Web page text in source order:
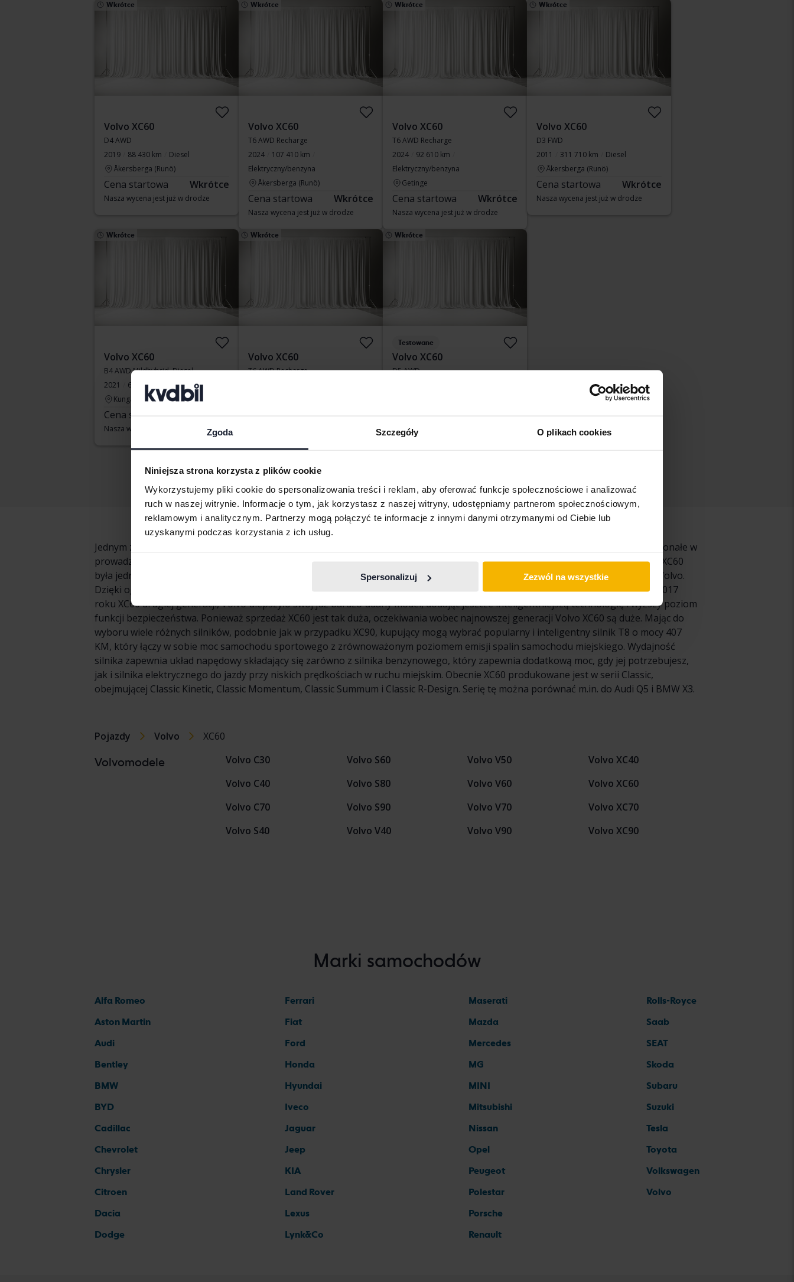
Zgoda Szczegóły O plikach cookies
Niniejsza strona korzysta z plików cookie
Wykorzystujemy pliki cookie do spersonalizowania treści i reklam, aby oferować funkcje społecznościowe i analizować
ruch w naszej witrynie. Informacje o tym, jak korzystasz z naszej witryny, udostępniamy partnerom społecznościowym,
reklamowym i analitycznym. Partnerzy mogą połączyć te informacje z innymi danymi otrzymanymi od Ciebie lub
uzyskanymi podczas korzystania z ich usług.
Spersonalizuj Zezwól na wszystkie
Wkrótce
Volvo XC60
D4 AWD
2019
88 430 km
Diesel
Åkersberga (Runö)
Cena startowa Wkrótce
Nasza wycena jest już w drodze
Wkrótce
Volvo XC60
T6 AWD Recharge
2024
107 410 km
Elektryczny/benzyna
Åkersberga (Runö)
Cena startowa Wkrótce
Nasza wycena jest już w drodze
Wkrótce
Volvo XC60
T6 AWD Recharge
2024
92 610 km
Elektryczny/benzyna
Getinge
Cena startowa Wkrótce
Nasza wycena jest już w drodze
Wkrótce
Volvo XC60
D3 FWD
2011
311 710 km
Diesel
Åkersberga (Runö)
Cena startowa Wkrótce
Nasza wycena jest już w drodze
Wkrótce
Volvo XC60
B4 AWD Mildhybrid, Diesel
2021
61 180 km
Diesel
Kungälv (Ellesbo)
Cena startowa
Nasza wycena jest już w drodze
Wkrótce
Volvo XC60
T6 AWD Recharge
Wkrótce
Testowane
Volvo XC60
D5 AWD
Nasza wycena jest już w drodze
Jednym z najbardziej eleganckich i odnoszących sukcesy modeli SUV-ów Volvo jest XC60. Nieco mniejsze od XC90, ale równie doskonałe w
prowadzeniu, XC60 jest cenione za swój elegancki wygląd od chwili jego premiery w 2008 roku. W rzeczywistości pierwsza wersja XC60
była jednym z najlepiej sprzedających się modeli Volvo w klasie premium klasy SUV w Europie i stanowi 1/3 całkowitej sprzedaży Volvo.
Dzięki ogromnej popularności na rynku samochodów używanych dostępnych jest wiele modeli XC60. Wprowadzając na rynek w 2017
roku XC60 drugiej generacji, Volvo ulepszyło swój już bardzo udany model, dodając jeszcze inteligentniejszą technologię i wyższy poziom
funkcji bezpieczeństwa. Ponieważ sprzedaż XC60 jest tak duża, oczekiwania wobec najnowszej generacji Volvo XC60 są duże. Mając do
wyboru wiele różnych silników, podobnie jak w przypadku XC90, kupujący mogą wybrać popularny i inteligentny silnik T8 o mocy 407
KM, który łączy w sobie moc samochodu sportowego z zrównoważonym poziomem emisji spalin samochodu miejskiego. Wydajność
silnika zapewnia układ napędowy składający się zarówno z silnika benzynowego, który zapewnia dodatkową moc, gdy jej potrzebujesz,
jak i silnika elektrycznego do jazdy przy niskich prędkościach w ruchu miejskim. Obecnie XC60 produkowane jest w serii Classic,
obejmującej Classic Kinetic, Classic Momentum, Classic Summum i Classic R-Design. Serię tę można porównać m.in. do Audi Q5 i BMW X3.
Pojazdy Volvo XC60
Volvomodele
Volvo C30
Volvo C40
Volvo C70
Volvo S40
Volvo S60
Volvo S80
Volvo S90
Volvo V40
Volvo V50
Volvo V60
Volvo V70
Volvo V90
Volvo XC40
Volvo XC60
Volvo XC70
Volvo XC90
Marki samochodów
Alfa Romeo
Aston Martin
Audi
Bentley
BMW
BYD
Cadillac
Chevrolet
Chrysler
Citroen
Dacia
Dodge
Ferrari
Fiat
Ford
Honda
Hyundai
Iveco
Jaguar
Jeep
KIA
Land Rover
Lexus
Lynk&Co
Maserati
Mazda
Mercedes
MG
MINI
Mitsubishi
Nissan
Opel
Peugeot
Polestar
Porsche
Renault
Rolls-Royce
Saab
SEAT
Skoda
Subaru
Suzuki
Tesla
Toyota
Volkswagen
Volvo